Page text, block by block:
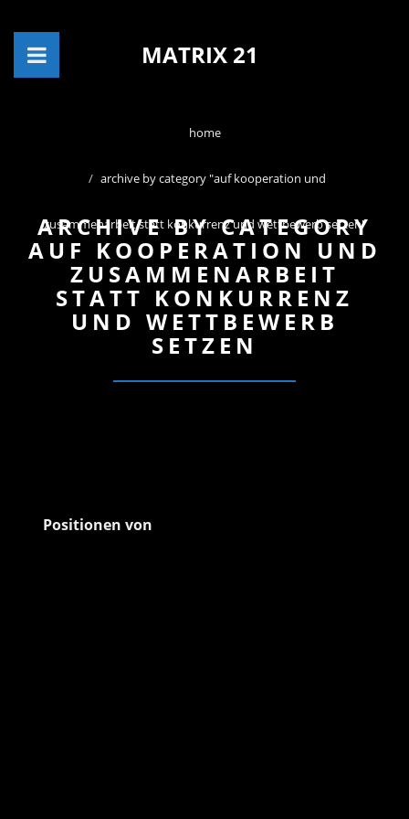
MATRIX 21
home
archive by category "auf kooperation und
zusammenarbeit statt konkurrenz und wettbewerb setzen"
ARCHIVE BY CATEGORY
AUF KOOPERATION UND
ZUSAMMENARBEIT
STATT KONKURRENZ
UND WETTBEWERB
SETZEN
Positionen von